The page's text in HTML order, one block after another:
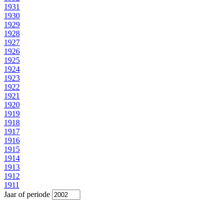
1931
1930
1929
1928
1927
1926
1925
1924
1923
1922
1921
1920
1919
1918
1917
1916
1915
1914
1913
1912
1911
Jaar of periode